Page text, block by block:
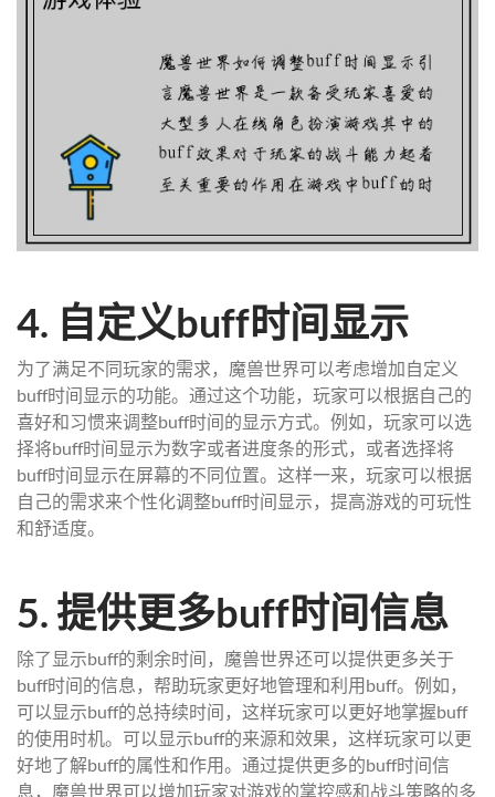
4. 自定义buff时间显示
为了满足不同玩家的需求，魔兽世界可以考虑增加自定义
buff时间显示的功能。通过这个功能，玩家可以根据自己的
喜好和习惯来调整buff时间的显示方式。例如，玩家可以选
择将buff时间显示为数字或者进度条的形式，或者选择将
buff时间显示在屏幕的不同位置。这样一来，玩家可以根据
自己的需求来个性化调整buff时间显示，提高游戏的可玩性
和舒适度。
5. 提供更多buff时间信息
除了显示buff的剩余时间，魔兽世界还可以提供更多关于
buff时间的信息，帮助玩家更好地管理和利用buff。例如，
可以显示buff的总持续时间，这样玩家可以更好地掌握buff
的使用时机。可以显示buff的来源和效果，这样玩家可以更
好地了解buff的属性和作用。通过提供更多的buff时间信
息，魔兽世界可以增加玩家对游戏的掌控感和战斗策略的多